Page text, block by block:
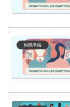
転職準備